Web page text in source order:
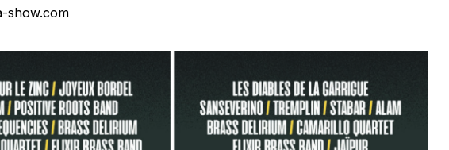
show.com